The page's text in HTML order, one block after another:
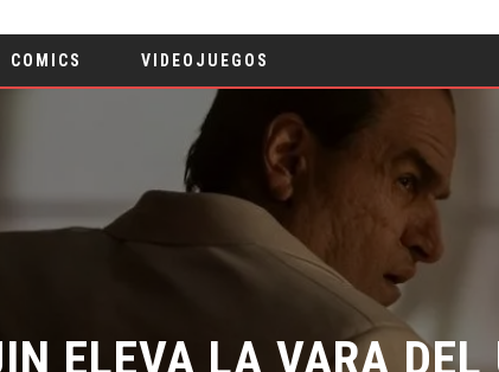
COMICS VIDEOJUEGOS
ELEVA LA VARA DEL